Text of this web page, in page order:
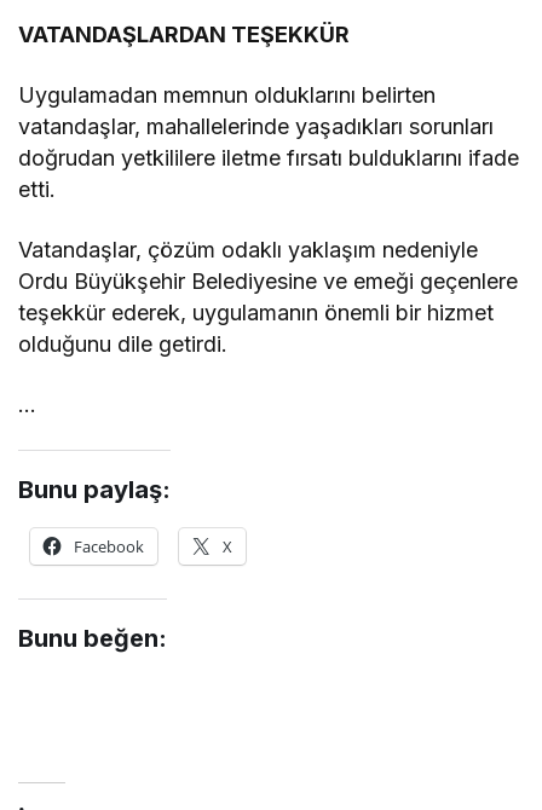
VATANDAŞLARDAN TEŞEKKÜR
Uygulamadan memnun olduklarını belirten
vatandaşlar, mahallelerinde yaşadıkları sorunları
doğrudan yetkililere iletme fırsatı bulduklarını ifade
etti.
Vatandaşlar, çözüm odaklı yaklaşım nedeniyle
Ordu Büyükşehir Belediyesine ve emeği geçenlere
teşekkür ederek, uygulamanın önemli bir hizmet
olduğunu dile getirdi.
…
Bunu paylaş:
Facebook X
Bunu beğen: